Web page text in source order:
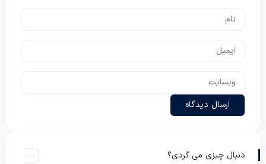
دنبال چیزی می گردی؟